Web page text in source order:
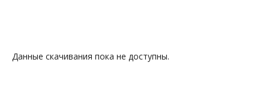
Данные скачивания пока не доступны.